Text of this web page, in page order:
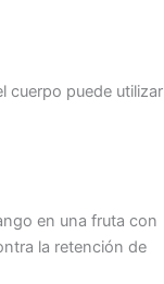
cuerpo puede utilizar
en una fruta con
la retención de